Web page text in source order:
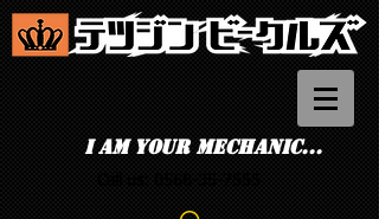
I am your mechanic...